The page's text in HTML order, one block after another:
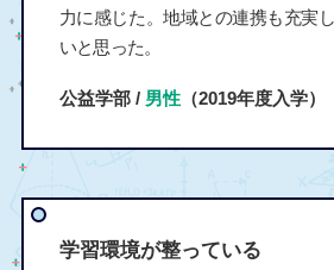
力に感じた。地域との連携も充実
いと思った。
公益学部 / 男性（2019年度入学）
学習環境が整っている